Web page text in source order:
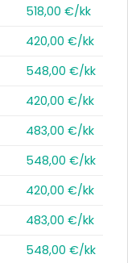
518,00 €/kk
420,00 €/kk
548,00 €/kk
420,00 €/kk
483,00 €/kk
548,00 €/kk
420,00 €/kk
483,00 €/kk
548,00 €/kk